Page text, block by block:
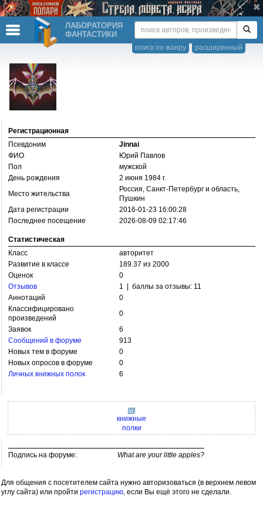
ЛАБОРАТОРИЯ
ФАНТАСТИКИ
расширенный
поиск по жанру
Регистрационная
Псевдоним
Jinnai
ФИО
Юрий Павлов
Пол
мужской
День рождения
2 июня 1984 г.
Место жительства
Россия, Санкт-Петербург и область,
Пушкин
Дата регистрации
2016-01-23 16:00:28
Последнее посещение
2026-08-09 02:17:46
Статистическая
Класс
авторитет
Развитие в классе
189.37 из 2000
Оценок
0
Отзывов
1 | баллы за отзывы: 11
Аннотаций
0
Классифицировано
произведений
0
Заявок
6
Сообщений в форуме
913
Новых тем в форуме
0
Новых опросов в форуме
0
Личных книжных полок
6
книжные
полки
Подпись на форуме: What are your little apples?
Для общения с посетителем сайта нужно авторизоваться (в верхнем левом
углу сайта) или пройти регистрацию, если Вы ещё этого не сделали.